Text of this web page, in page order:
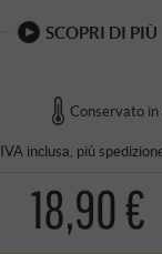
SCOPRI DI PIÙ
Conservato
IVA inclusa, più
18,90 €